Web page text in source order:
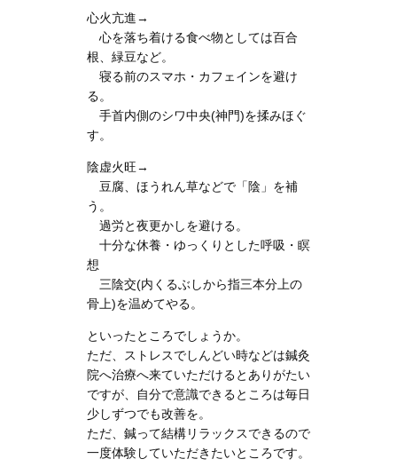
心火亢進→
心を落ち着ける食べ物としては百合
根、緑豆など。
寝る前のスマホ・カフェインを避け
る。
手首内側のシワ中央(神門)を揉みほぐ
す。
陰虚火旺→
豆腐、ほうれん草などで「陰」を補
う。
過労と夜更かしを避ける。
十分な休養・ゆっくりとした呼吸・瞑
想
三陰交(内くるぶしから指三本分上の
骨上)を温めてやる。
といったところでしょうか。
ただ、ストレスでしんどい時などは鍼灸
院へ治療へ来ていただけるとありがたい
ですが、自分で意識できるところは毎日
少しずつでも改善を。
ただ、鍼って結構リラックスできるので
一度体験していただきたいところです。